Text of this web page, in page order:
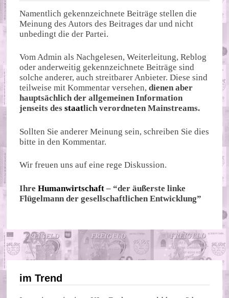
Namentlich gekennzeichnete Beiträge stellen die
Meinung des Autors des Beitrages dar und nicht
unbedingt die der Partei.
Vom Admin als Nachgelesen, Weiterleitung, Reblog
oder anderweitig gekennzeichnete Beiträge sind
solche anderer, auch streitbarer Anbieter. Diese sind
teilweise mit Kommentar versehen,dienen aber
hauptsächlich der allgemeinen Information
jenseits desstaatlich verordneten Mainstreams.
Sollten Sie anderer Meinung sein, schreiben Sie dies
bitte in den Kommentar.
Wir freuen uns auf eine rege Diskussion.
IhreHumanwirtschaft – “der äußerste linke
Flügelmann der gesellschaftlichen Entwicklung”
im Trend